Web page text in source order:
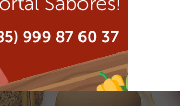
Francesa
Hamburguerias e
Sanduicherias
Lanchonetes